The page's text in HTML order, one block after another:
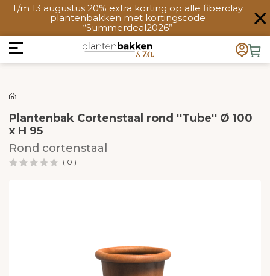
T/m 13 augustus 20% extra korting op alle fiberclay
plantenbakken met kortingscode
“Summerdeal2026”
Plantenbak Cortenstaal rond ''Tube'' Ø 100
x H 95
Rond cortenstaal
( 0 )